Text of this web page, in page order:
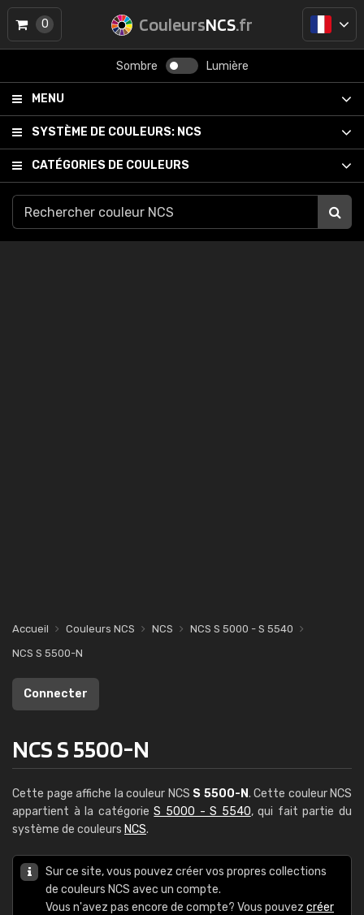
CouleursNCS.fr
Sombre Lumière
MENU
SYSTÈME DE COULEURS: NCS
CATÉGORIES DE COULEURS
0
Accueil Couleurs NCS NCS
NCS S 5000 - S 5540
NCS S 5500-N
Connecter
NCS S 5500-N
Cette page affiche la couleur NCS S 5500-N. Cette couleur NCS
appartient à la catégorieS 5000 - S 5540, qui fait partie du
système de couleurs NCS.
Sur ce site, vous pouvez créer vos propres collections
de couleurs NCS avec un compte.
Vous n'avez pas encore de compte? Vous pouvez créer